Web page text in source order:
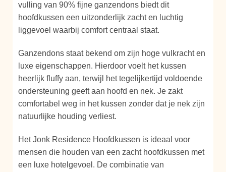
vulling van 90% fijne ganzendons biedt dit
hoofdkussen een uitzonderlijk zacht en luchtig
liggevoel waarbij comfort centraal staat.
Ganzendons staat bekend om zijn hoge vulkracht en
luxe eigenschappen. Hierdoor voelt het kussen
heerlijk fluffy aan, terwijl het tegelijkertijd voldoende
ondersteuning geeft aan hoofd en nek. Je zakt
comfortabel weg in het kussen zonder dat je nek zijn
natuurlijke houding verliest.
Het Jonk Residence Hoofdkussen is ideaal voor
mensen die houden van een zacht hoofdkussen met
een luxe hotelgevoel. De combinatie van